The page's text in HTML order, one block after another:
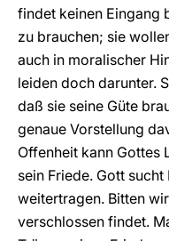
findet keinen Eingang
zu brauchen; sie
auch in moralischer
leiden doch darunter.
daß sie seine Güte
genaue Vorstellung
Offenheit kann Gottes
sein Friede. Gott
weitertragen. Bitten
verschlossen findet.